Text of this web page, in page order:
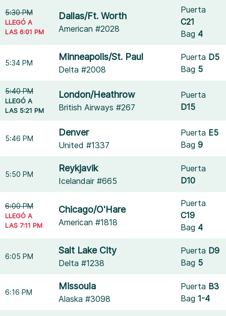
5:30 PM
LLEGÓ A
LAS 6:01 PM
Dallas/Ft. Worth
American #2028
Puerta
C21
Bag 4
5:34 PM
Minneapolis/St. Paul
Delta #2008
Puerta D5
Bag 5
5:40 PM
LLEGÓ A
LAS 5:21 PM
London/Heathrow
British Airways #267
Puerta
D15
5:46 PM
Denver
United #1337
Puerta E5
Bag9
5:50 PM
Reykjavik
Icelandair #665
Puerta
D10
6:00 PM
LLEGÓ A
LAS 7:11 PM
Chicago/O'Hare
American #1818
Puerta
C19
Bag 4
6:05 PM
Salt Lake City
Delta #1238
Puerta D9
Bag 5
6:16 PM
Missoula
Alaska #3098
Puerta B3
Bag1-4